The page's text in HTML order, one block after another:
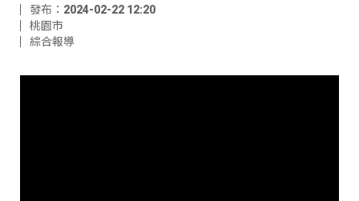
發布：2024-02-22 12:20
桃園市
綜合報導